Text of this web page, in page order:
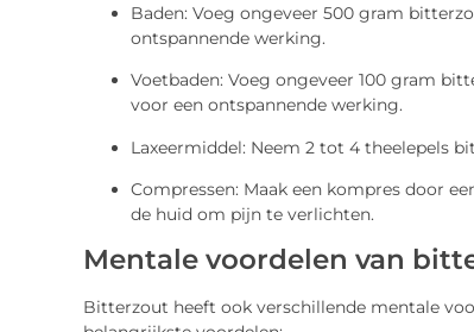
Baden: Voeg ongeveer 500 gram
ontspannende werking.
Voetbaden: Voeg ongeveer 100 gram
voor een ontspannende werking.
Laxeermiddel: Neem 2 tot 4 theelepels
Compressen: Maak een kompres door
de huid om pijn te verlichten.
Mentale voordelen van
Bitterzout heeft ook verschillende mentale